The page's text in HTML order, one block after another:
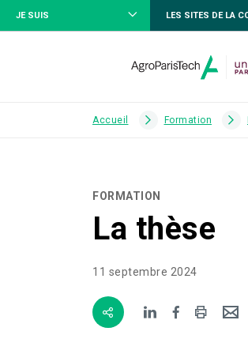
JE SUIS LES SITES DE LA
Accueil Formation
FORMATION
La thèse
11 septembre 2024